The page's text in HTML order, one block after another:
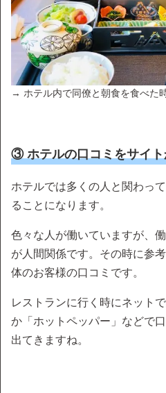
→ ホテル内で同僚と朝食を食べた
③ ホテルの口コミをサイト
ホテルでは多くの人と関わっ
ることになります。
色々な人が働いていますが、
が人間関係です。その時に参
体のお客様の口コミです。
レストランに行く時にネット
か「ホットペッパー」などで
出てきますね。